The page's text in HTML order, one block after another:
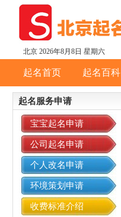
北京 2026年8月8日 星期六
起名首页 起名百科
起名服务申请
宝宝起名申请
公司起名申请
个人改名申请
环境策划申请
收费标准介绍